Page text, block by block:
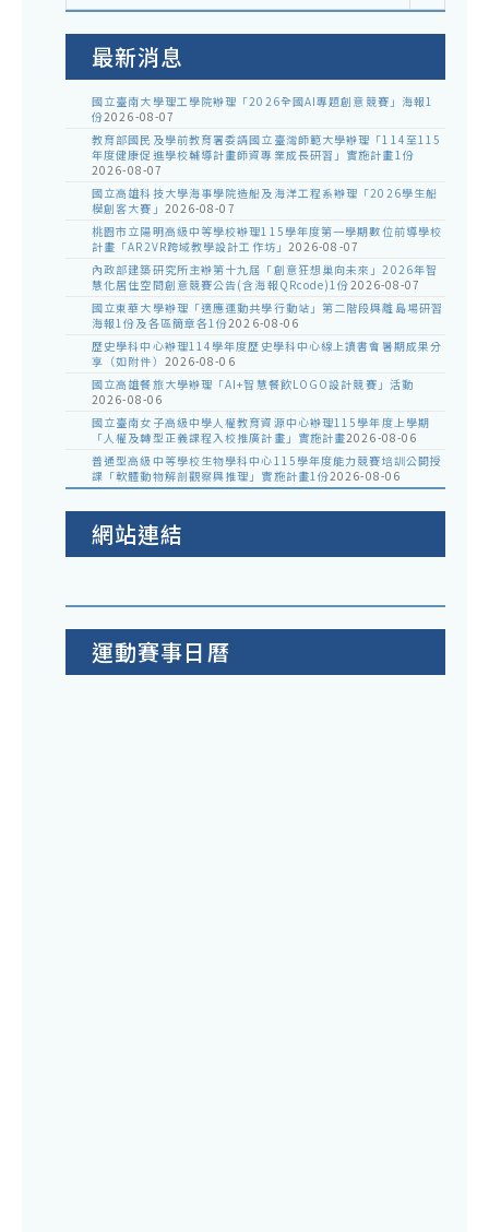
室
最新消息
國立臺南大學理工學院辦理「2026全國AI專題創意競賽」海報1
份2026-08-07
教育部國民及學前教育署委請國立臺灣師範大學辦理「114至115
年度健康促進學校輔導計畫師資專業成長研習」實施計畫1份
2026-08-07
國立高雄科技大學海事學院造船及海洋工程系辦理「2026學生船
模創客大賽」 2026-08-07
桃園市立陽明高級中等學校辦理115學年度第一學期數位前導學校
計畫「AR2VR跨域教學設計工作坊」 2026-08-07
內政部建築研究所主辦第十九屆「創意狂想巢向未來」2026年智
慧化居住空間創意競賽公告(含海報QRcode)1份2026-08-07
國立東華大學辦理「適應運動共學行動站」第二階段與離島場研習
海報1份及各區簡章各1份2026-08-06
歷史學科中心辦理114學年度歷史學科中心線上讀書會暑期成果分
享（如附件） 2026-08-06
國立高雄餐旅大學辦理「AI+智慧餐飲LOGO設計競賽」活動
2026-08-06
國立臺南女子高級中學人權教育資源中心辦理115學年度上學期
「人權及轉型正義課程入校推廣計畫」實施計畫2026-08-06
普通型高級中等學校生物學科中心115學年度能力競賽培訓公開授
課「軟體動物解剖觀察與推理」實施計畫1份2026-08-06
網站連結
運動賽事日曆